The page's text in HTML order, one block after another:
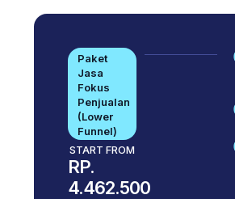
Paket
Jasa
Fokus
Penjualan
(Lower
Funnel)
START FROM
RP.
4.462.500